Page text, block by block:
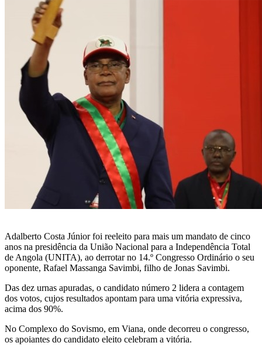
Adalberto Costa Júnior foi reeleito para mais um mandato de cinco
anos na presidência da União Nacional para a Independência Total
de Angola (UNITA), ao derrotar no 14.º Congresso Ordinário o seu
oponente, Rafael Massanga Savimbi, filho de Jonas Savimbi.
Das dez urnas apuradas, o candidato número 2 lidera a contagem
dos votos, cujos resultados apontam para uma vitória expressiva,
acima dos 90%.
No Complexo do Sovismo, em Viana, onde decorreu o congresso,
os apoiantes do candidato eleito celebram a vitória.